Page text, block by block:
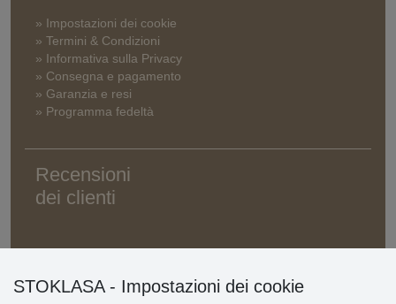
» Impostazioni dei cookie
» Termini & Condizioni
» Informativa sulla Privacy
» Consegna e pagamento
» Garanzia e resi
» Programma fedeltà
Recensioni
dei clienti
STOKLASA - Impostazioni dei cookie